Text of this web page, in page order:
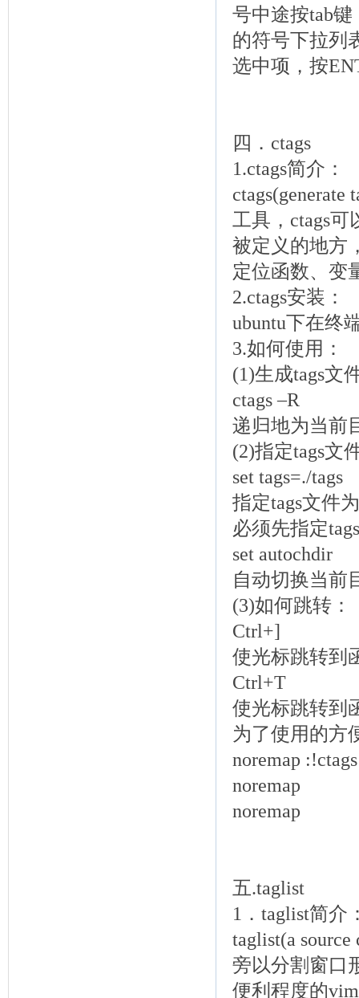
号中途按tab
的符号下拉列
选中项，按
四．ctags
1.ctags简介：
工具，ctags
被定义的地方
定位函数、变
2.ctags安装：
ubuntu下在终
3.如何使用：
(1)生成tags文
ctags –R
递归地为当前
(2)指定tags文
set tags=./tags
指定tags文件
必须先指定
set autochdir
自动切换当前
(3)如何跳转：
Ctrl+]
使光标跳转到
Ctrl+T
使光标跳转到
为了使用的方
noremap
noremap
noremap
五.taglist
1．taglist简介
taglist(a
旁以分割窗口
便利程度的